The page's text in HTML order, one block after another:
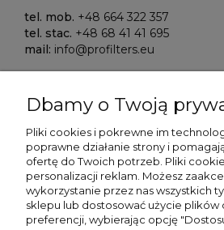
tel. mob. +48 664 322 357
tel. stac. +48 68 41 41 695
mail: info@profilters.eu
Warszawa, ul. Łopuszańska 38D
02-232 Poland
SWIFT/BIK:ALBPPLPWXXX
IBAN NR:
PLN:PL80 2490 0005 0000 4500
EUR:PL13 2490 0005 0000 4600
Dbamy o Twoją
Pliki cookies i pokrewne im
poprawne działanie strony i
ofertę do Twoich potrzeb. Pliki
personalizacji reklam. Możesz
wykorzystanie przez nas wszystkich
sklepu lub dostosować użycie plików
preferencji, wybierając opcję